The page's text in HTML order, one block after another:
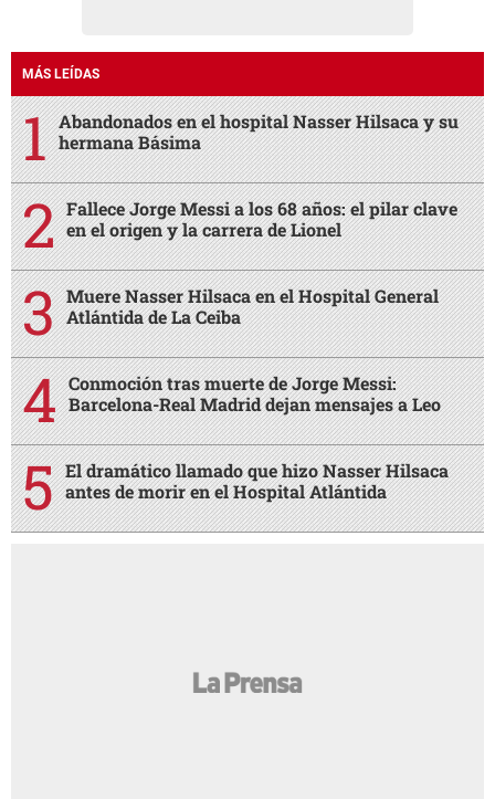
MÁS LEÍDAS
Abandonados en el hospital Nasser Hilsaca y su
hermana Básima
Fallece Jorge Messi a los 68 años: el pilar clave
en el origen y la carrera de Lionel
Muere Nasser Hilsaca en el Hospital General
Atlántida de La Ceiba
Conmoción tras muerte de Jorge Messi:
Barcelona-Real Madrid dejan mensajes a Leo
El dramático llamado que hizo Nasser Hilsaca
antes de morir en el Hospital Atlántida